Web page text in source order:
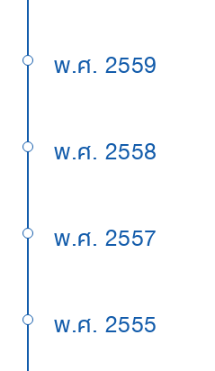
พ.ศ. 2559
พ.ศ. 2558
พ.ศ. 2557
พ.ศ. 2555